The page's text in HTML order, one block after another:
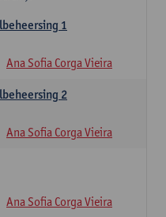
1
Ana Sofia Corga Vieira
2
Ana Sofia Corga Vieira
Ana Sofia Corga Vieira